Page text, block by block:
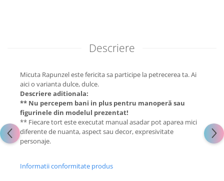
Descriere
Micuta Rapunzel este fericita sa participe la petrecerea ta. Ai
aici o varianta dulce, dulce.
Descriere aditionala:
** Nu percepem bani in plus pentru manoperă sau
figurinele din modelul prezentat!
** Fiecare tort este executat manual asadar pot aparea mici
diferente de nuanta, aspect sau decor, expresivitate
personaje.
Informatii conformitate produs